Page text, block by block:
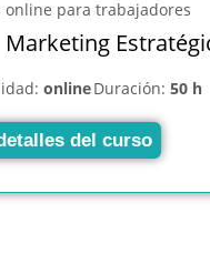
Marketing
onlineDuración: 50 h
del curso